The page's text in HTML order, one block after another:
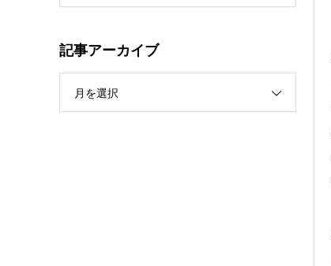
記事アーカイブ
月を選択